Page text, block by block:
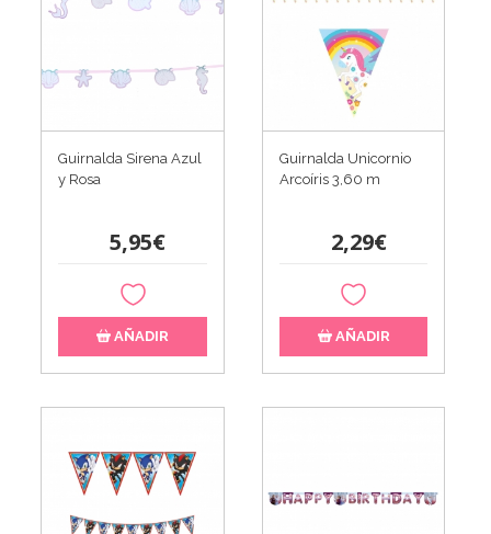
Guirnalda Sirena Azul
y Rosa
5,95€
AÑADIR
Guirnalda Unicornio
Arcoíris 3,60 m
2,29€
AÑADIR